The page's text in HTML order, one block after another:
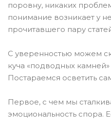
поровну, никаких
понимание возникает у
прочитавшего пару
С уверенностью можем
куча «подводных
Постараемся осветить
Первое, с чем мы
эмоциональность спора.